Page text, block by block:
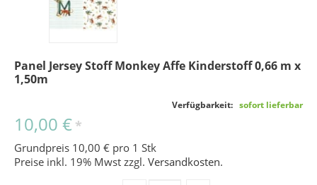
Panel Jersey Stoff Monkey Affe Kinderstoff 0,66 m x
1,50m
Verfügbarkeit: sofort lieferbar
10,00 € *
Grundpreis 10,00 € pro 1 Stk
Preise inkl. 19% Mwst zzgl. Versandkosten.